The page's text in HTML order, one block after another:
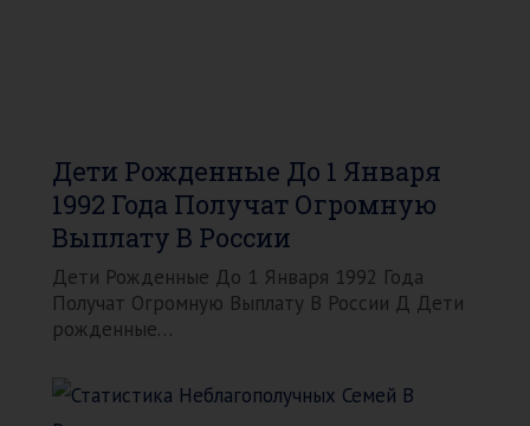
Дети Рожденные До 1 Января
1992 Года Получат Огромную
Выплату В России
Дети Рожденные До 1 Января 1992 Года
Получат Огромную Выплату В России Д Дети
рожденные…